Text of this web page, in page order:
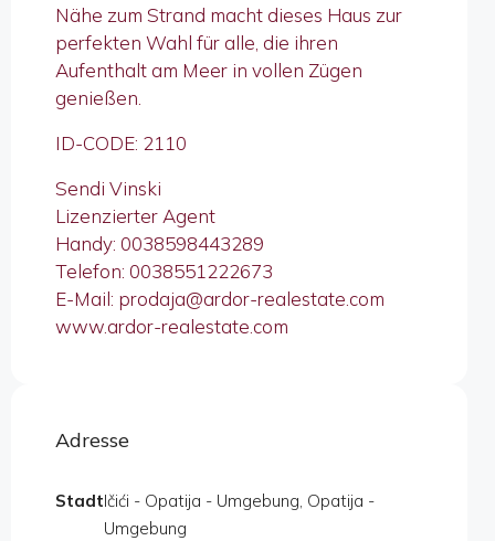
Nähe zum Strand macht dieses Haus zur
perfekten Wahl für alle, die ihren
Aufenthalt am Meer in vollen Zügen
genießen.
ID-CODE: 2110
Sendi Vinski
Lizenzierter Agent
Handy: 0038598443289
Telefon: 0038551222673
E-Mail: prodaja@ardor-realestate.com
www.ardor-realestate.com
Adresse
StadtIčići - Opatija - Umgebung, Opatija -
Umgebung